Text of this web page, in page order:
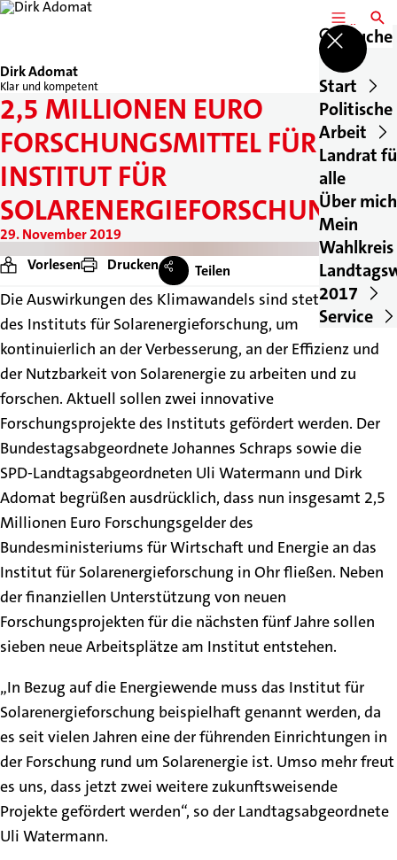
Dirk Adomat
Klar und kompetent
MENÜSuche
Start
Politische
Arbeit
Landrat
alle
Über mich
Mein
Wahlkreis
2017
Service
2,5 MILLIONEN EURO
FORSCHUNGSMITTEL FÜR DAS
INSTITUT FÜR
SOLARENERGIEFORSCHUNG
29. November 2019
Vorlesen
Drucken Teilen
Die Auswirkungen des Klimawandels sind stets Motor
des Instituts für Solarenergieforschung, um
kontinuierlich an der Verbesserung, an der Effizienz und
der Nutzbarkeit von Solarenergie zu arbeiten und zu
forschen. Aktuell sollen zwei innovative
Forschungsprojekte des Instituts gefördert werden. Der
Bundestagsabgeordnete Johannes Schraps sowie die
SPD-Landtagsabgeordneten Uli Watermann und Dirk
Adomat begrüßen ausdrücklich, dass nun insgesamt 2,5
Millionen Euro Forschungsgelder des
Bundesministeriums für Wirtschaft und Energie an das
Institut für Solarenergieforschung in Ohr fließen. Neben
der finanziellen Unterstützung von neuen
Forschungsprojekten für die nächsten fünf Jahre sollen
sieben neue Arbeitsplätze am Institut entstehen.
„In Bezug auf die Energiewende muss das Institut für
Solarenergieforschung beispielhaft genannt werden, da
es seit vielen Jahren eine der führenden Einrichtungen in
der Forschung rund um Solarenergie ist. Umso mehr freut
es uns, dass jetzt zwei weitere zukunftsweisende
Projekte gefördert werden“, so der Landtagsabgeordnete
Uli Watermann.